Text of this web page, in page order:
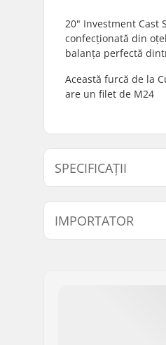
20" Investment Cast
confecționată din
balanța perfectă
Această furcă de la
are un filet de M24
SPECIFICAȚII
Decalaj Roată:
Diametru roată:
Material:
IMPORTATOR